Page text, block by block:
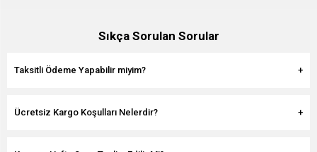
Sıkça Sorulan Sorular
Taksitli Ödeme Yapabilir miyim?
Ücretsiz Kargo Koşulları Nelerdir?